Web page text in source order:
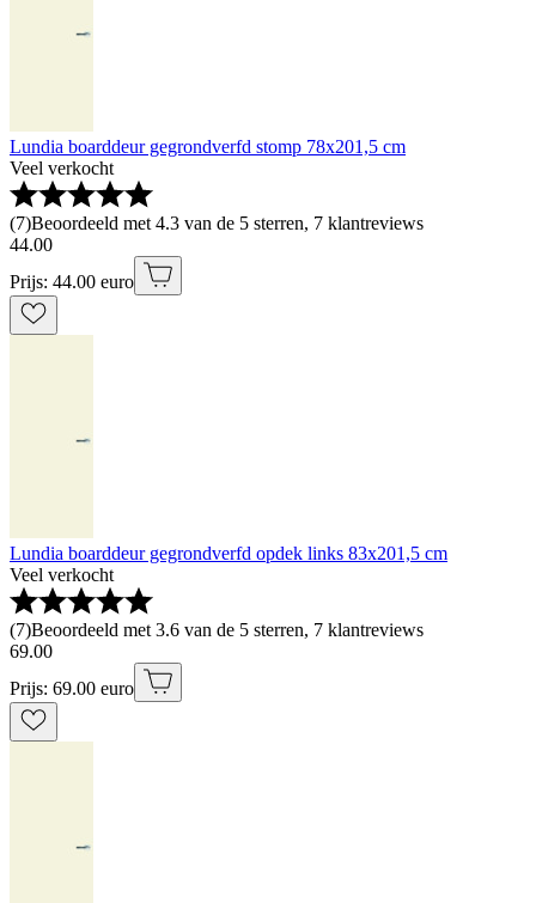
Lundia boarddeur gegrondverfd stomp 78x201,5 cm
Veel verkocht
(7)Beoordeeld met 4.3 van de 5 sterren, 7 klantreviews
44.00
Prijs: 44.00 euro
Lundia boarddeur gegrondverfd opdek links 83x201,5 cm
Veel verkocht
(7)Beoordeeld met 3.6 van de 5 sterren, 7 klantreviews
69.00
Prijs: 69.00 euro